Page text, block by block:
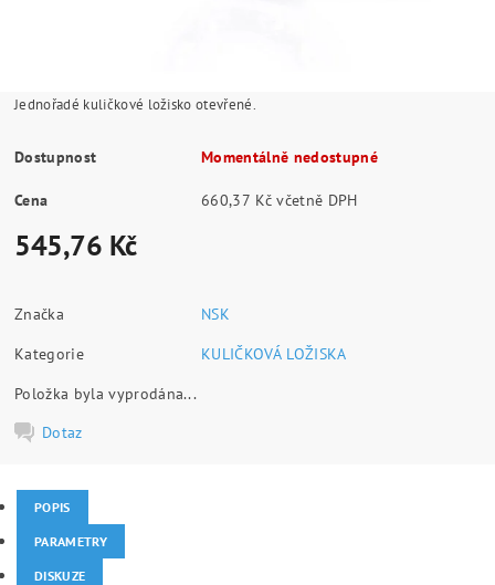
Jednořadé kuličkové ložisko otevřené.
Dostupnost Momentálně nedostupné
Cena 660,37 Kč včetně DPH
545,76 Kč
Značka
NSK
Kategorie
KULIČKOVÁ LOŽISKA
Položka byla vyprodána...
Dotaz
POPIS
PARAMETRY
DISKUZE